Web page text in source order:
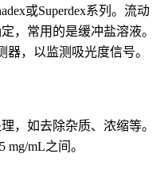
或Superdex系列。流动
，常用的是缓冲盐溶液。
，以监测吸光度信号。
，如去除杂质、浓缩等。
mL之间。